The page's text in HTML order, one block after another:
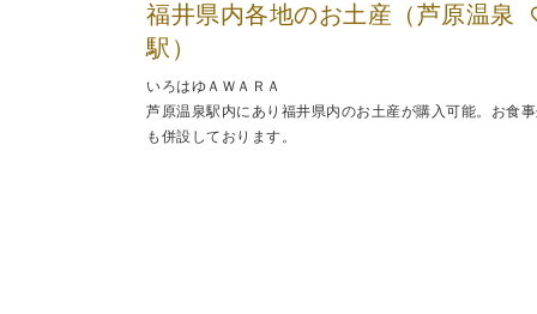
福井県内各地のお土産（芦原温泉
駅）
いろはゆＡＷＡＲＡ
芦原温泉駅内にあり福井県内のお土産が購入可能。お食
も併設しております。